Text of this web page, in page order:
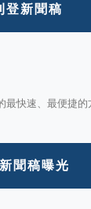
登新聞稿
快速、最便捷的
聞稿曝光